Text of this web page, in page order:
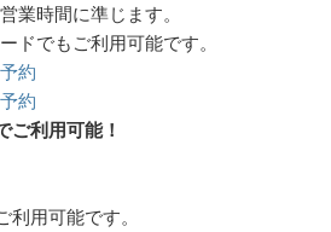
業時間に準じます。
ドでもご利用可能です。
約
約
ご利用可能！
用可能です。